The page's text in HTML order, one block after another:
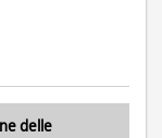
delle